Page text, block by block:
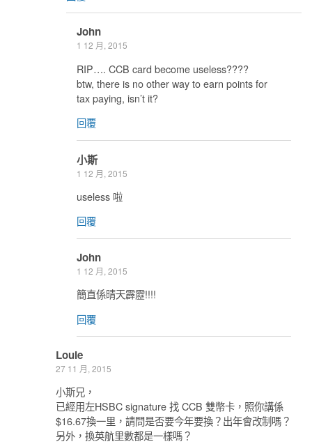
John
1 12 月, 2015
RIP…. CCB card become useless????
btw, there is no other way to earn points for
tax paying, isn’t it?
回覆
小斯
1 12 月, 2015
useless 啦
回覆
John
1 12 月, 2015
簡直係晴天霹靂!!!!
回覆
Louie
27 11 月, 2015
小斯兄，
已經用左HSBC signature 找 CCB 雙幣卡，照你講係
$16.67換一里，請問是否要今年要換？出年會改制嗎？
另外，換英航里數都是一樣嗎？